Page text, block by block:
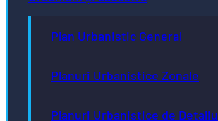
Plan Urbanistic General
Planuri Urbanistice Zonale
Planuri Urbanistice de Detaliu